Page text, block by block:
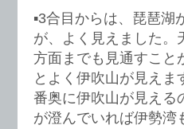
▪️3合目からは、琵琶湖
が、よく見えました。
方面までも見通すこと
とよく伊吹山が見え
番奥に伊吹山が見える
が澄んでいれば伊勢湾